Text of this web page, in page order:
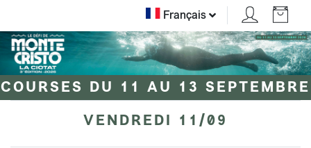
Français
COURSES DU 11 AU 13 SEPTEMBRE
VENDREDI 11/09